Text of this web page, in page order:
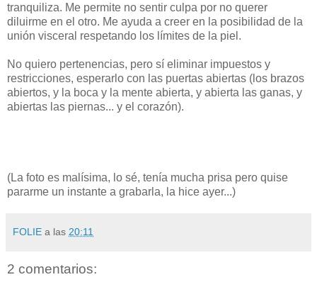
tranquiliza. Me permite no sentir culpa por no querer
diluirme en el otro. Me ayuda a creer en la posibilidad de la
unión visceral respetando los límites de la piel.
No quiero pertenencias, pero sí eliminar impuestos y
restricciones, esperarlo con las puertas abiertas (los brazos
abiertos, y la boca y la mente abierta, y abierta las ganas, y
abiertas las piernas... y el corazón).
(La foto es malísima, lo sé, tenía mucha prisa pero quise
pararme un instante a grabarla, la hice ayer...)
FOLIE a las 20:11
2 comentarios: